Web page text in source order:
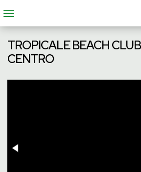
TROPICALE BEACH
CENTRO